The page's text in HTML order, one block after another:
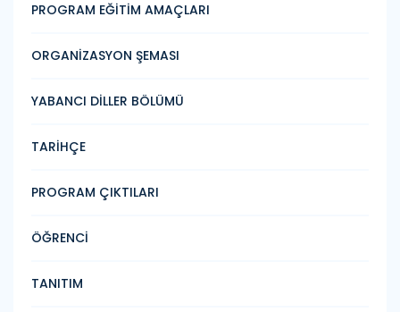
PROGRAM EĞİTİM AMAÇLARI
ORGANİZASYON ŞEMASI
YABANCI DİLLER BÖLÜMÜ
TARİHÇE
PROGRAM ÇIKTILARI
ÖĞRENCİ
TANITIM